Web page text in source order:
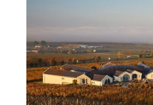
p
p
o
k